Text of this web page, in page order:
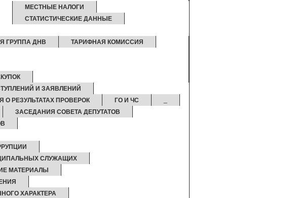
МЕСТНЫЕ НАЛОГИ
СТАТИСТИЧЕСКИЕ ДАННЫЕ
ГРУППА ДНВ
ТАРИФНАЯ КОМИССИЯ
И ЗАЯВЛЕНИЙ
РЕЗУЛЬТАТАХ ПРОВЕРОК ГО И ЧС
ЗАСЕДАНИЯ СОВЕТА ДЕПУТАТОВ
СЛУЖАЩИХ
МАТЕРИАЛЫ
ХАРАКТЕРА